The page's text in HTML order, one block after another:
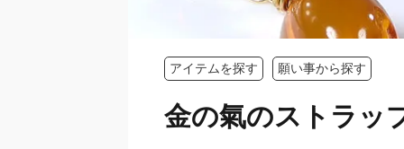
アイテムを探す 願い事から探す
金の氣のストラッ